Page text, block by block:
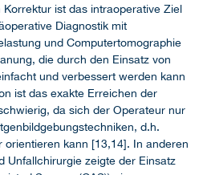
ist das intraoperative Ziel
Diagnostik mit
und Computertomographie
die durch den Einsatz von
und verbessert werden kann
ist das exakte Erreichen der
da sich der Operateur nur
d.h.
orientieren kann [13,14]. In anderen
Unfallchirurgie zeigte der Einsatz